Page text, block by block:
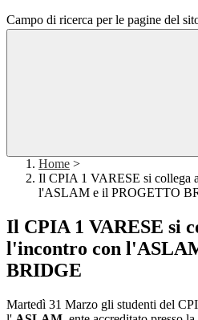
Campo di ricerca per le pagine del
Home >
Il CPIA 1 VARESE si collega
l'ASLAM e il PROGETTO
Il CPIA 1 VARESE si
l'incontro con
BRIDGE
Martedì 31 Marzo gli studenti del